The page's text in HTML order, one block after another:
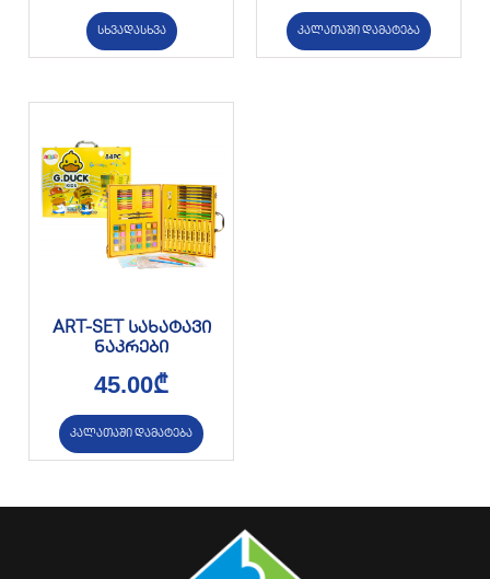
სხვადასხვა კალათაში დამატება
ART-SET სახატავი
ნაკრები
45.00₾
კალათაში დამატება